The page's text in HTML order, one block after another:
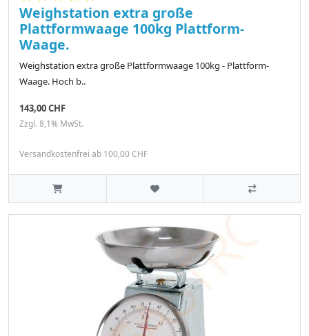
Weighstation extra große
Plattformwaage 100kg Plattform-
Waage.
Weighstation extra große Plattformwaage 100kg - Plattform-
Waage. Hoch b..
143,00 CHF
Zzgl. 8,1% MwSt.
Versandkostenfrei ab 100,00 CHF